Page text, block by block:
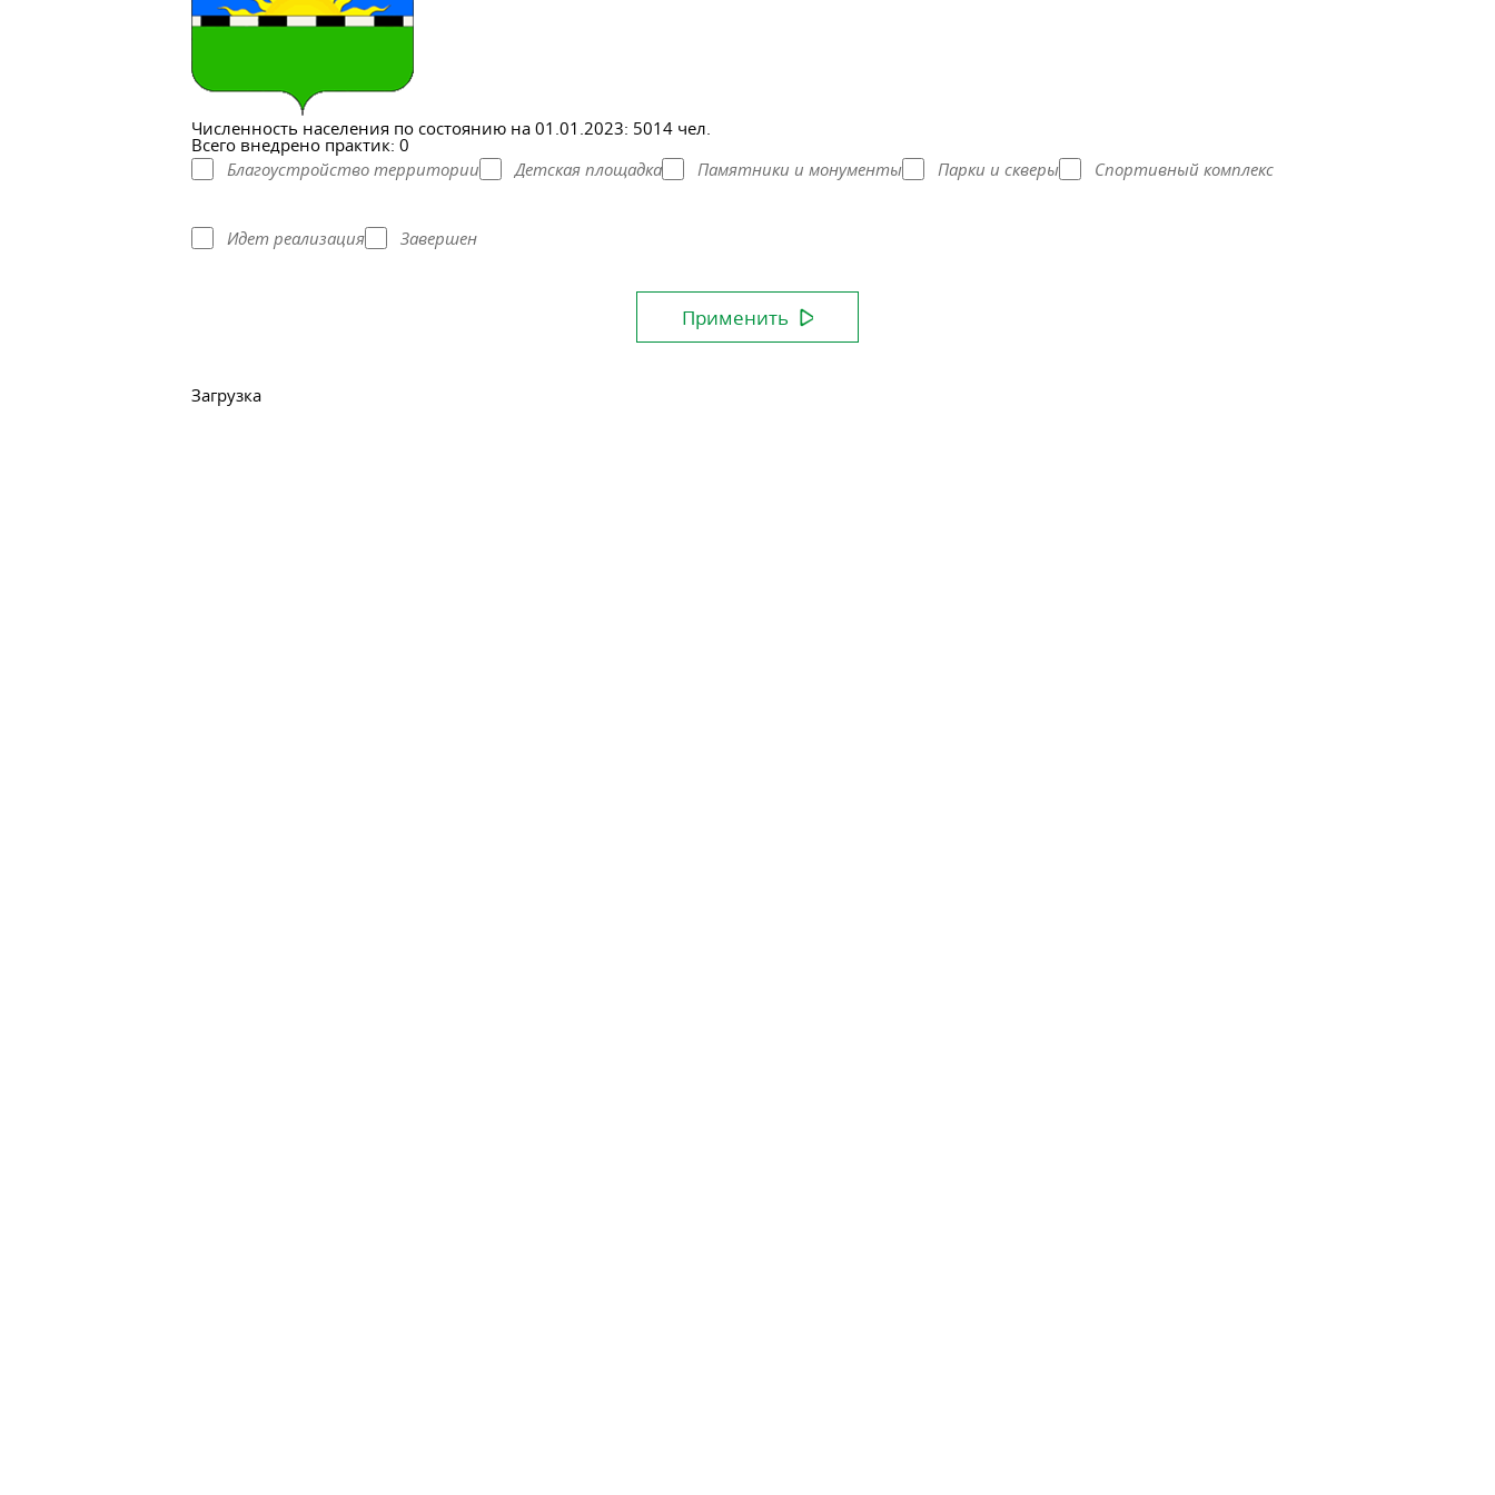
Численность населения по состоянию на 01.01.2023: 5014 чел.
Всего внедрено практик: 0
Благоустройство территории
Детская площадка Памятники и монументы Парки и скверы Спортивный комплекс
Идет реализация Завершен
Применить
Загрузка